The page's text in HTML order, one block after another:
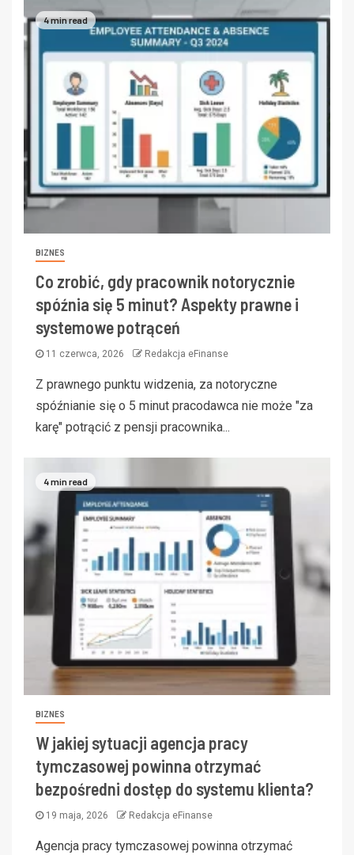
4 min read
BIZNES
Co zrobić, gdy pracownik notorycznie
spóźnia się 5 minut? Aspekty prawne i
systemowe potrąceń
11 czerwca, 2026 Redakcja eFinanse
Z prawnego punktu widzenia, za notoryczne
spóźnianie się o 5 minut pracodawca nie może "za
karę" potrącić z pensji pracownika...
4 min read
BIZNES
W jakiej sytuacji agencja pracy
tymczasowej powinna otrzymać
bezpośredni dostęp do systemu klienta?
19 maja, 2026 Redakcja eFinanse
Agencja pracy tymczasowej powinna otrzymać